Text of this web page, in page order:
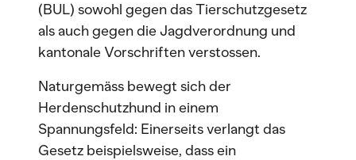
(BUL) sowohl gegen das Tierschutzgesetz
als auch gegen die Jagdverordnung und
kantonale Vorschriften verstossen.
Naturgemäss bewegt sich der
Herdenschutzhund in einem
Spannungsfeld: Einerseits verlangt das
Gesetz beispielsweise, dass ein